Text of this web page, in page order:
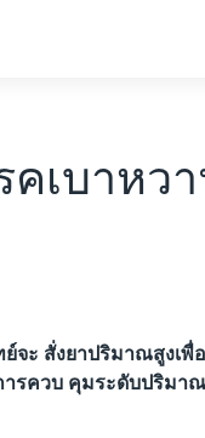
คเบาหว
จะ สั่งยาปริมาณสูงเพื่
ารควบ คุมระดับปริมา